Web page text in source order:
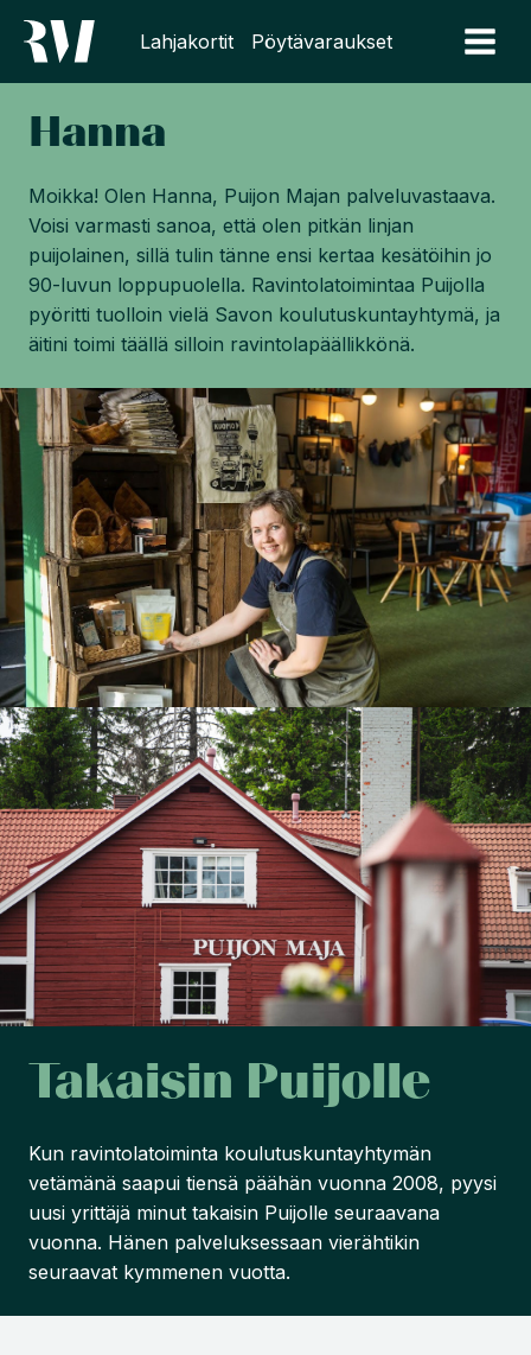
sisältöön
Lahjakortit Pöytävaraukset
Hanna
Moikka! Olen Hanna, Puijon Majan palveluvastaava.
Voisi varmasti sanoa, että olen pitkän linjan
puijolainen, sillä tulin tänne ensi kertaa kesätöihin jo
90-luvun loppupuolella. Ravintolatoimintaa Puijolla
pyöritti tuolloin vielä Savon koulutuskuntayhtymä, ja
äitini toimi täällä silloin ravintolapäällikkönä.
Takaisin Puijolle
Kun ravintolatoiminta koulutuskuntayhtymän
vetämänä saapui tiensä päähän vuonna 2008, pyysi
uusi yrittäjä minut takaisin Puijolle seuraavana
vuonna. Hänen palveluksessaan vierähtikin
seuraavat kymmenen vuotta.